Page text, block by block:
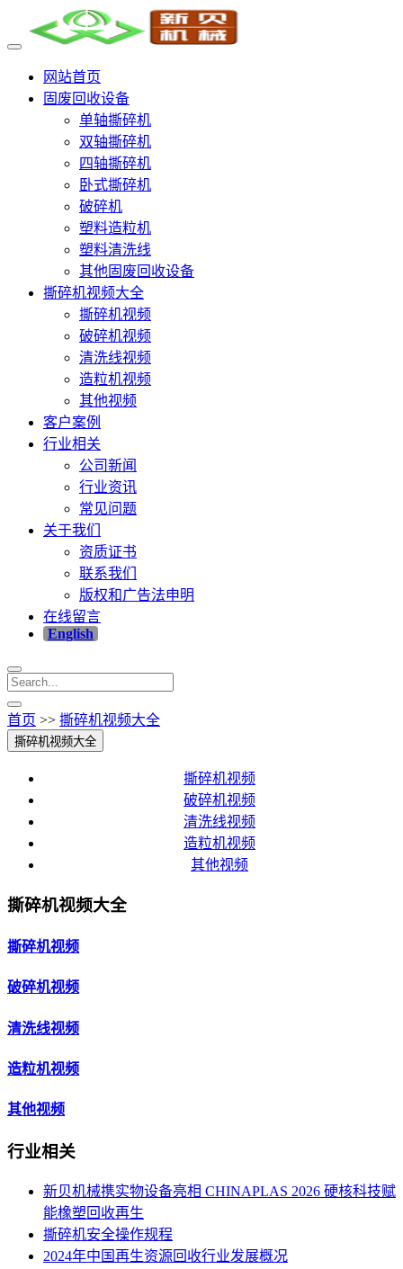
网站首页
固废回收设备
单轴撕碎机
双轴撕碎机
四轴撕碎机
卧式撕碎机
破碎机
塑料造粒机
塑料清洗线
其他固废回收设备
撕碎机视频大全
撕碎机视频
破碎机视频
清洗线视频
造粒机视频
其他视频
客户案例
行业相关
公司新闻
行业资讯
常见问题
关于我们
资质证书
联系我们
版权和广告法申明
在线留言
English
首页 >> 撕碎机视频大全
撕碎机视频大全
撕碎机视频
破碎机视频
清洗线视频
造粒机视频
其他视频
撕碎机视频大全
撕碎机视频
破碎机视频
清洗线视频
造粒机视频
其他视频
行业相关
新贝机械携实物设备亮相 CHINAPLAS 2026 硬核科技赋
能橡塑回收再生
撕碎机安全操作规程
2024年中国再生资源回收行业发展概况